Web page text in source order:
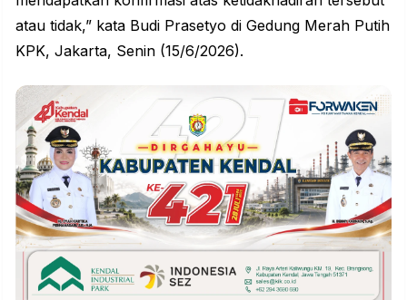
atau tidak,” kata Budi Prasetyo di Gedung Merah Putih
KPK, Jakarta, Senin (15/6/2026).